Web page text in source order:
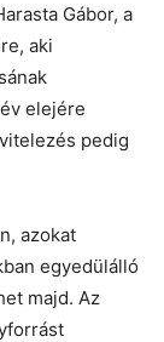
Gábor, a
aki
elejére
pedig
azokat
egyedülálló
majd. Az